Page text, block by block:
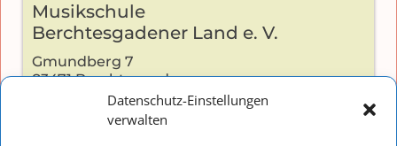
Datenschutz-Einstellungen
verwalten
Musikschule
Berchtesgadener Land e. V.
Gmundberg 7
83471 Berchtesgaden